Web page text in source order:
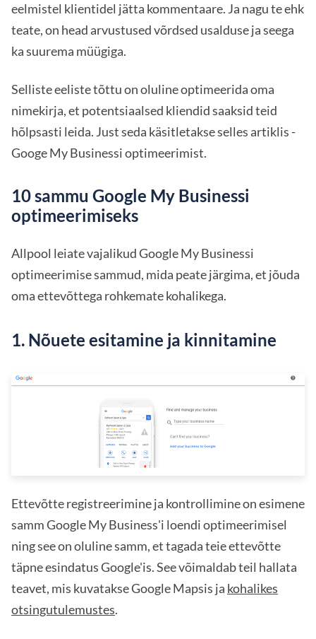
eelmistel klientidel jätta kommentaare. Ja nagu te ehk
teate, on head arvustused võrdsed usalduse ja seega
ka suurema müügiga.
Selliste eeliste tõttu on oluline optimeerida oma
nimekirja, et potentsiaalsed kliendid saaksid teid
hõlpsasti leida. Just seda käsitletakse selles artiklis -
Googe My Businessi optimeerimist.
10 sammu Google My Businessi
optimeerimiseks
Allpool leiate vajalikud Google My Businessi
optimeerimise sammud, mida peate järgima, et jõuda
oma ettevõttega rohkemate kohalikega.
1. Nõuete esitamine ja kinnitamine
Ettevõtte registreerimine ja kontrollimine on esimene
samm Google My Business'i loendi optimeerimisel
ning see on oluline samm, et tagada teie ettevõtte
täpne esindatus Google'is. See võimaldab teil hallata
teavet, mis kuvatakse Google Mapsis ja kohalikes
otsingutulemustes.